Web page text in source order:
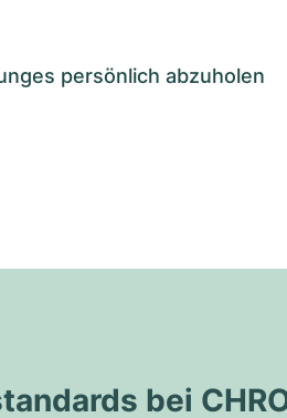
persönlich abzuholen
bei